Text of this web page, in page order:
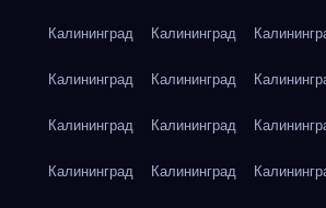
Калининград Калининград
Калининград Калининград
Калининград Калининград
Калининград Калининград